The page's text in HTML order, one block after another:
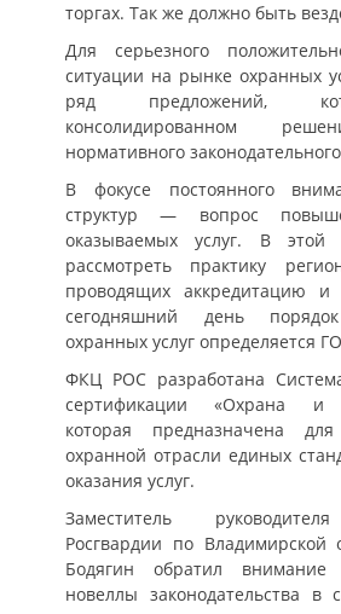
торгах. Так же должно быть
Для серьезного
ситуации на рынке охранных
ряд предложений,
консолидированном
нормативного
В фокусе постоянного
структур — вопрос
оказываемых услуг. В этой
рассмотреть практику
проводящих аккредитацию и
сегодняшний день
охранных услуг определяется
ФКЦ РОС разработана
сертификации «Охрана и
которая предназначена
охранной отрасли единых
оказания услуг.
Заместитель
Росгвардии по Владимирской
Бодягин обратил
новеллы законодательства в